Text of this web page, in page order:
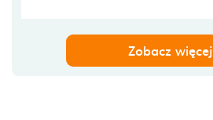
Zobacz więcej